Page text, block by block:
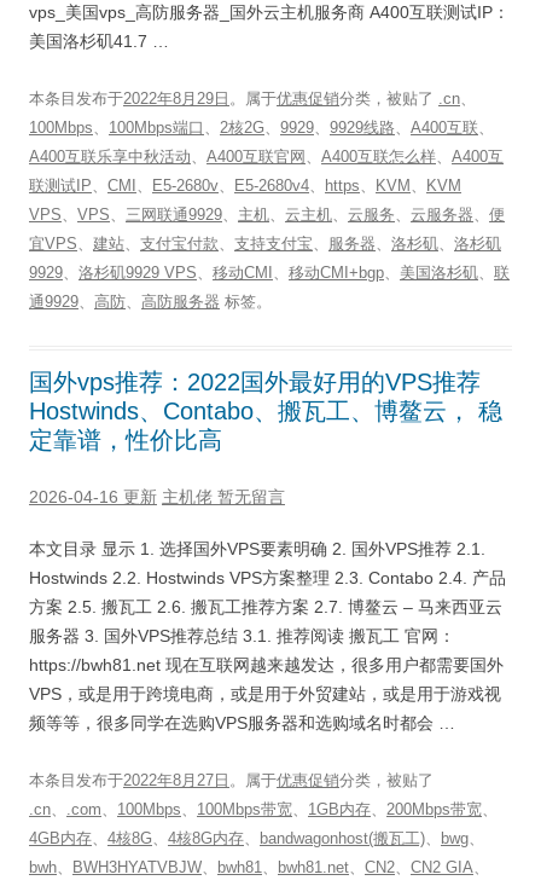
vps_美国vps_高防服务器_国外云主机服务商 A400互联测试IP：
美国洛杉矶41.7 …
本条目发布于2022年8月29日 。属于优惠促销分类，被贴了 .cn、
100Mbps、 100Mbps端口 、 2核2G、 9929、 9929线路、 A400互联、
A400互联乐享中秋活动、 A400互联官网 、 A400互联怎么样、 A400互
联测试IP、 CMI 、 E5-2680v、 E5-2680v4、 https、 KVM 、
KVM
VPS、 VPS、 三网联通9929、 主机、 云主机、 云服务、 云服务器、 便
宜VPS、 建站、 支付宝付款、 支持支付宝、 服务器、 洛杉矶、 洛杉矶
9929、 洛杉矶9929 VPS、 移动CMI 、 移动CMI+bgp、 美国洛杉矶、 联
通9929、 高防、 高防服务器 标签。
国外vps推荐：2022国外最好用的VPS推荐
Hostwinds、Contabo、搬瓦工、博鳌云， 稳
定靠谱，性价比高
2026-04-16 更新 主机佬 暂无留言
本文目录 显示 1. 选择国外VPS要素明确 2. 国外VPS推荐 2.1.
Hostwinds 2.2. Hostwinds VPS方案整理 2.3. Contabo 2.4. 产品
方案 2.5. 搬瓦工 2.6. 搬瓦工推荐方案 2.7. 博鳌云 – 马来西亚云
服务器 3. 国外VPS推荐总结 3.1. 推荐阅读 搬瓦工 官网：
https://bwh81.net 现在互联网越来越发达，很多用户都需要国外
VPS，或是用于跨境电商，或是用于外贸建站，或是用于游戏视
频等等，很多同学在选购VPS服务器和选购域名时都会 …
本条目发布于2022年8月27日 。属于优惠促销分类，被贴了
.cn、 .com、 100Mbps、 100Mbps带宽、 1GB内存、 200Mbps带宽、
4GB内存、 4核8G、 4核8G内存、 bandwagonhost(搬瓦工)、 bwg、
bwh、 BWH3HYATVBJW、 bwh81、 bwh81.net、 CN2、 CN2 GIA、